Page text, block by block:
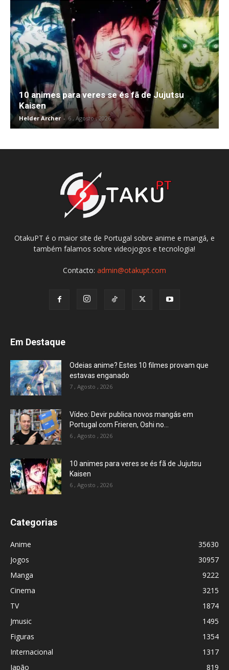
10 animes para veres se és fã de Jujutsu
Kaisen
Helder Archer - 6 , Agosto , 2026
OtakuPT é o maior site de Portugal sobre anime e mangá, e
também falamos sobre videojogos e tecnologia!
Contacto: admin@otakupt.com
Em Destaque
Odeias anime? Estes 10 filmes provam que
estavas enganado
7 , Agosto , 2026
Vídeo: Devir publica novos mangás em
Portugal com Frieren, Oshi no...
6 , Agosto , 2026
10 animes para veres se és fã de Jujutsu
Kaisen
6 , Agosto , 2026
Categorias
Anime
35630
Jogos
30957
Manga
9222
Cinema
3215
TV
1874
Jmusic
1495
Figuras
1354
Internacional
1317
Japão
819